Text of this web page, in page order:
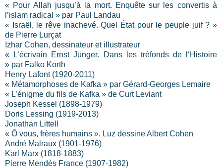
« Pour Allah jusqu’à la mort. Enquête sur les convertis à
l’islam radical » par Paul Landau
« Israël, le rêve inachevé. Quel État pour le peuple juif ? »
de Pierre Lurçat
Izhar Cohen, dessinateur et illustrateur
« L’écrivain Ernst Jünger. Dans les tréfonds de l‘Histoire
» par Falko Korth
Henry Lafont (1920-2011)
« Métamorphoses de Kafka » par Gérard-Georges Lemaire
« L’énigme du fils de Kafka » de Curt Leviant
Joseph Kessel (1898-1979)
Doris Lessing (1919-2013)
Jonathan Littell
« Ô vous, frères humains ». Luz dessine Albert Cohen
André Malraux (1901-1976)
Karl Marx (1818-1883)
Pierre Mendès France (1907-1982)